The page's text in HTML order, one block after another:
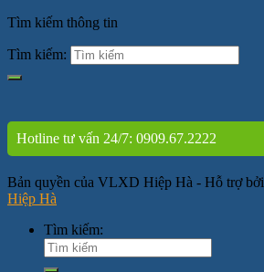
Tìm kiếm thông tin
Tìm kiếm:
Hotline tư vấn 24/7: 0909.67.2222
Bản quyền của VLXD Hiệp Hà - Hỗ trợ bởi
Hiệp Hà
Tìm kiếm: